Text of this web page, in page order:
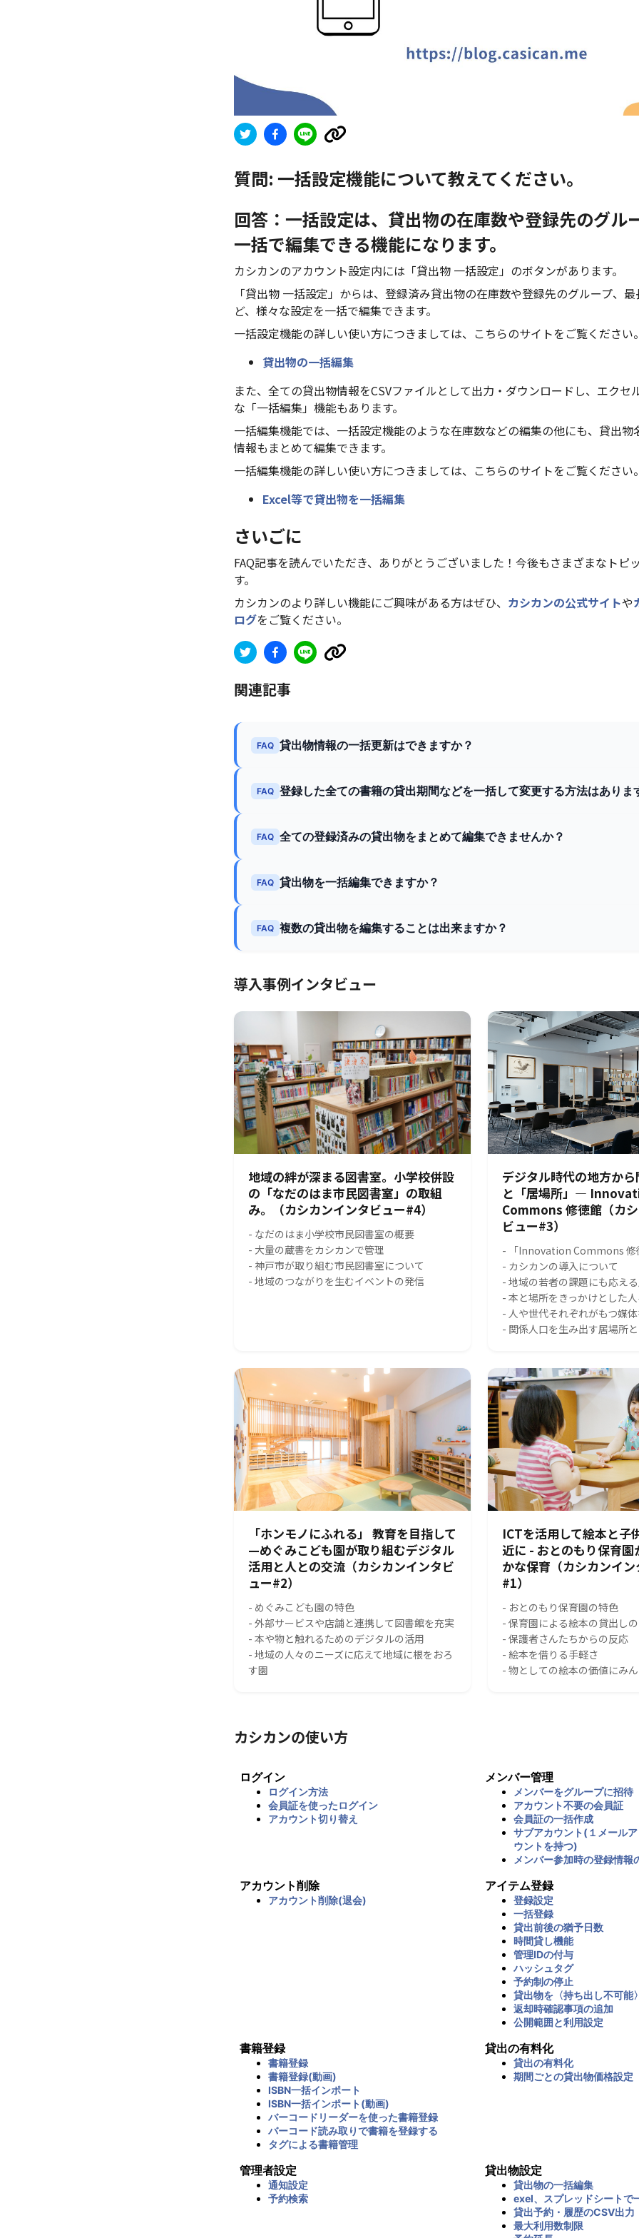
質問: 一括設定機能について教えてください。
回答：一括設定は、貸出物の在庫数や登録先のグル
一括で編集できる機能になります。
カシカンのアカウント設定内には「貸出物 一括設定」のボタンがあります。
「貸出物 一括設定」からは、登録済み貸出物の在庫数や登録先のグループ、
ど、様々な設定を一括で編集できます。
一括設定機能の詳しい使い方につきましては、こちらのサイトをご覧ください
貸出物の一括編集
また、全ての貸出物情報をCSVファイルとして出力・ダウンロードし、エクセ
な「一括編集」機能もあります。
一括編集機能では、一括設定機能のような在庫数などの編集の他にも、貸出物
情報もまとめて編集できます。
一括編集機能の詳しい使い方につきましては、こちらのサイトをご覧ください
Excel等で貸出物を一括編集
さいごに
FAQ記事を読んでいただき、ありがとうございました！今後もさまざまなトピ
す。
カシカンのより詳しい機能にご興味がある方はぜひ、 カシカンの公式サイトや
ログをご覧ください。
関連記事
FAQ 貸出物情報の一括更新はできますか？
FAQ 登録した全ての書籍の貸出期間などを一括して変更する方法はありま
FAQ 全ての登録済みの貸出物をまとめて編集できませんか？
FAQ 貸出物を一括編集できますか？
FAQ 複数の貸出物を編集することは出来ますか？
導入事例インタビュー
地域の絆が深まる図書室。小学校併設
の「なだのはま市民図書室」の取組
み。（カシカンインタビュー#4）
- なだのはま小学校市民図書室の概要
- 大量の蔵書をカシカンで管理
- 神戸市が取り組む市民図書室について
- 地域のつながりを生むイベントの発信
デジタル時代の地方か
と「居場所」―
Commons 修徳館（カ
ビュー#3）
- 「Innovation Commons 修
- カシカンの導入について
- 地域の若者の課題にも応え
- 本と場所をきっかけとした
- 人や世代それぞれがもつ媒
- 関係人口を生み出す居場所
「ホンモノにふれる」 教育を目指して
—めぐみこども園が取り組むデジタル
活用と人との交流（カシカンインタビ
ュー#2）
- めぐみこども園の特色
- 外部サービスや店舗と連携して図書館を充実
- 本や物と触れるためのデジタルの活用
- 地域の人々のニーズに応えて地域に根をおろ
す園
ICTを活用して絵本と子
近に - おとのもり保育園
かな保育（カシカンイ
#1）
- おとのもり保育園の特色
- 保育園による絵本の貸出し
- 保護者さんたちからの反応
- 絵本を借りる手軽さ
- 物としての絵本の価値にみ
カシカンの使い方
ログイン
ログイン方法
会員証を使ったログイン
アカウント切り替え
メンバー管理
メンバーをグループに招待
アカウント不要の会員証
会員証の一括作成
サブアカウント(１メール
ウントを持つ)
メンバー参加時の登録情報
アカウント削除
アカウント削除(退会)
アイテム登録
登録設定
一括登録
貸出前後の猶予日数
時間貸し機能
管理IDの付与
ハッシュタグ
予約制の停止
貸出物を〈持ち出し不可能
返却時確認事項の追加
公開範囲と利用設定
書籍登録
書籍登録
書籍登録(動画)
ISBN一括インポート
ISBN一括インポート(動画)
バーコードリーダーを使った書籍登録
バーコード読み取りで書籍を登録する
タグによる書籍管理
貸出の有料化
貸出の有料化
期間ごとの貸出物価格設定
管理者設定
通知設定
予約検索
貸出物設定
貸出物の一括編集
exel、スプレッドシートで
貸出予約・履歴のCSV出力
最大利用数制限